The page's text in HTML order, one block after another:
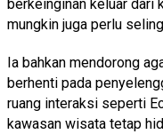
berkeinginan keluar dari
mungkin juga perlu
Ia bahkan mendorong
berhenti pada
ruang interaksi seperti
kawasan wisata tetap